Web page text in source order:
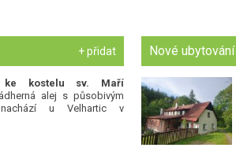
+ přidat
ke kostelu sv. Maří
alej s působivým
u Velhartic v
Nové ubytování